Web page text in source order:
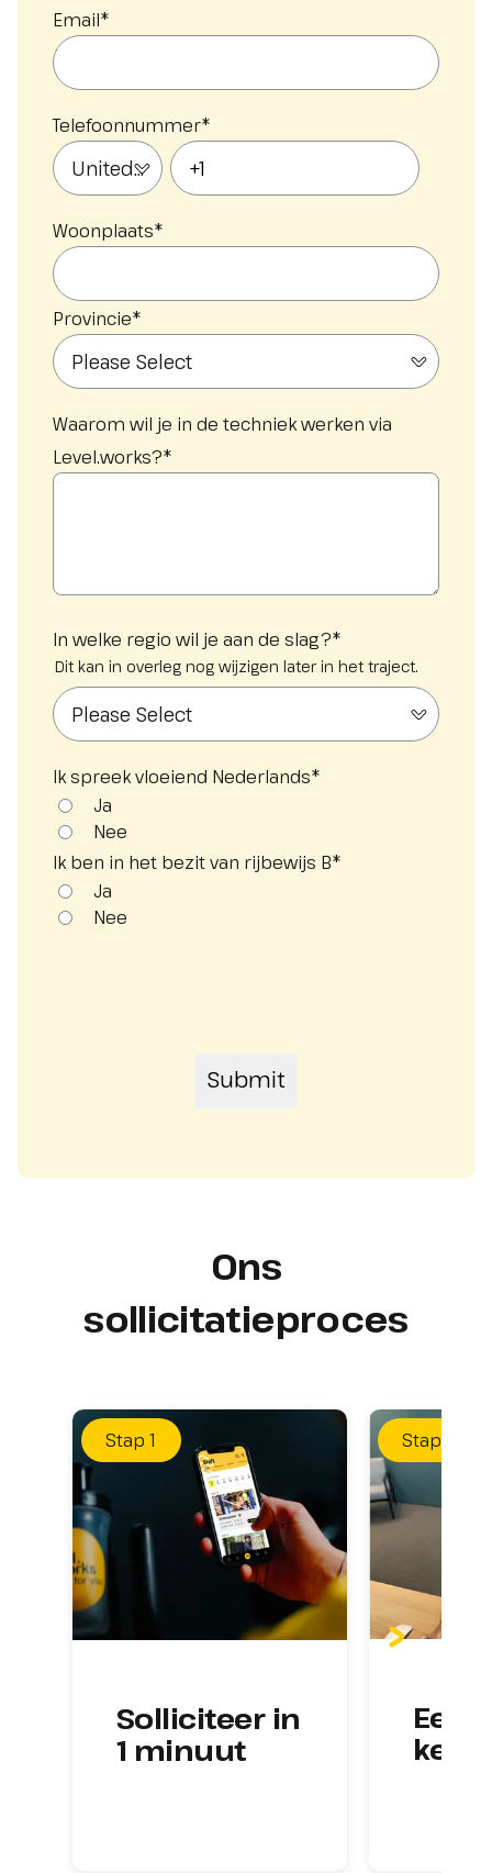
Email*
Telefoonnummer*
Woonplaats*
Provincie*
Waarom wil je in de techniek werken via
Level.works?*
In welke regio wil je aan de slag?*
Dit kan in overleg nog wijzigen later in het traject.
Ik spreek vloeiend Nederlands*
Ja
Nee
Ik ben in het bezit van rijbewijs B*
Ja
Nee
Ons
sollicitatieproces
Stap 1
Solliciteer in
1 minuut
Stap